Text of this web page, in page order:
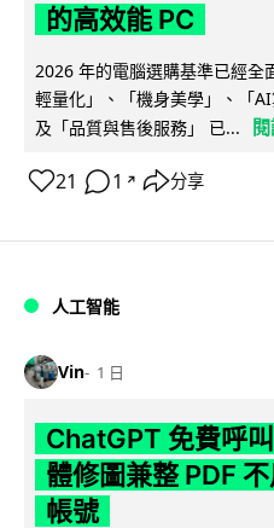
的高效能 PC
2026 年的電腦選購基準已經全
輕量化」、「機身美學」、「
及「品質與售後服務」 已...
21 1 ↗ 分享
人工智能
Vin 1 日
ChatGPT 免費呼
體修圖兼整 PDF
帳號